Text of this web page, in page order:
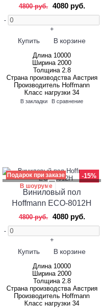
4800 руб. 4080 руб.
-
+
Купить В корзине
Длина 10000
Ширина 2000
Толщина 2.8
Страна производства Австрия
Производитель Hoffmann
Класс нагрузки 34
В закладки В сравнение
-15%
Подарок при заказе
В шоуруме
Виниловый пол
Hoffmann ECO-8012H
4800 руб. 4080 руб.
-
+
Купить В корзине
Длина 10000
Ширина 2000
Толщина 2.8
Страна производства Австрия
Производитель Hoffmann
Класс нагрузки 34